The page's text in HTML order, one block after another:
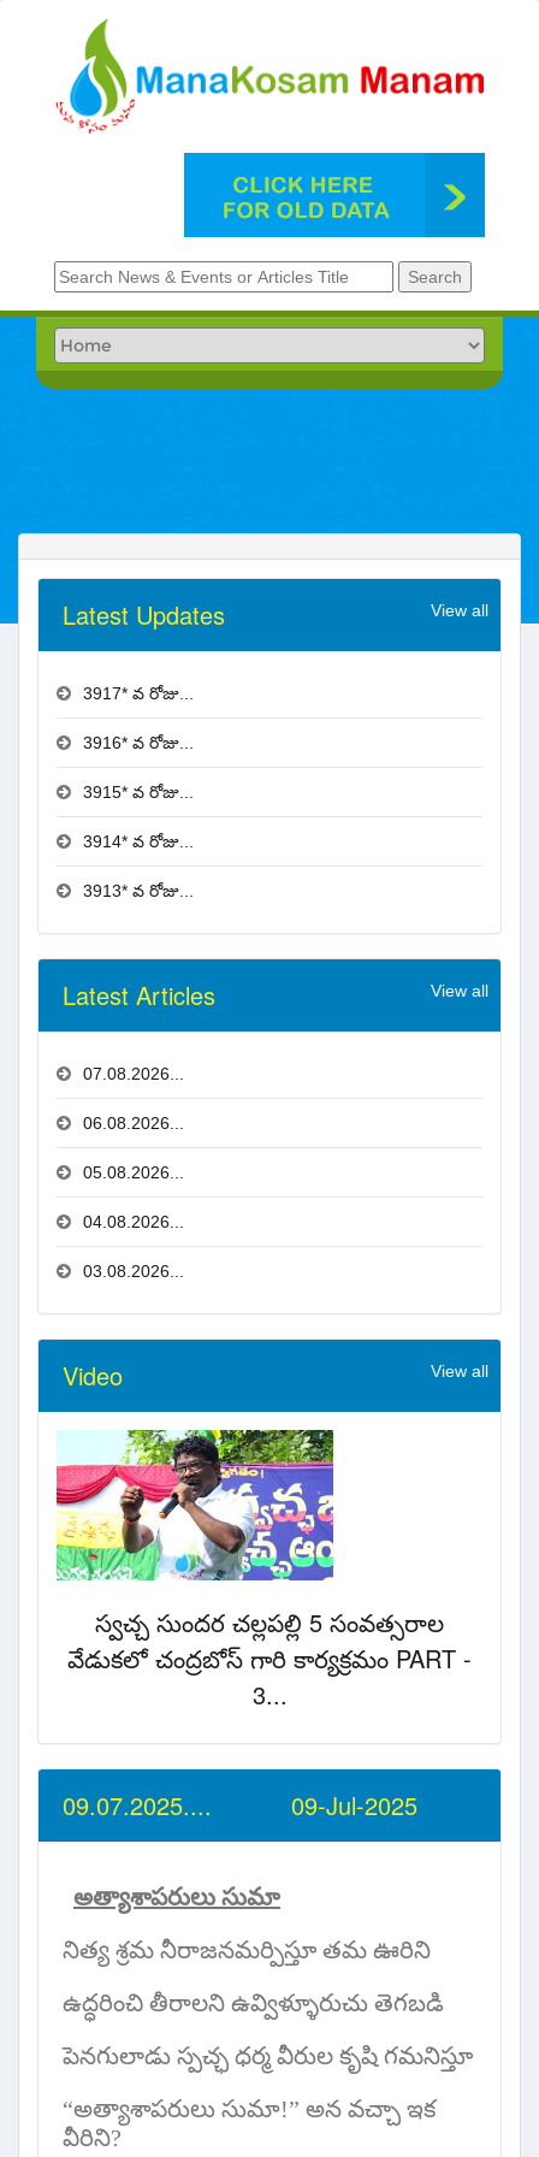
Latest Updates View all
3917* వ రోజు...
3916* వ రోజు...
3915* వ రోజు...
3914* వ రోజు...
3913* వ రోజు...
Latest Articles View all
07.08.2026...
06.08.2026...
05.08.2026...
04.08.2026...
03.08.2026...
Video View all
స్వచ్చ సుందర చల్లపల్లి 5 సంవత్సరాల
వేడుకలో చంద్రబోస్ గారి కార్యక్రమం PART -
3...
09.07.2025.... 09-Jul-2025
అత్యాశాపరులు సుమా
నిత్య శ్రమ నీరాజనమర్పిస్తూ తమ ఊరిని
ఉద్ధరించి తీరాలని ఉవ్విళ్ళూరుచు తెగబడి
పెనగులాడు స్పచ్ఛ ధర్మ వీరుల కృషి గమనిస్తూ
“అత్యాశాపరులు సుమా!” అన వచ్చా ఇక
వీరిని?